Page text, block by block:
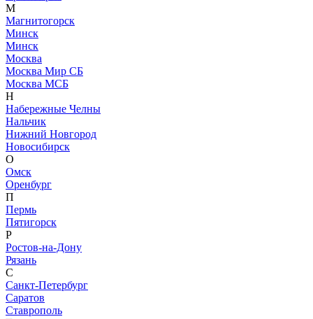
М
Магнитогорск
Минск
Минск
Москва
Москва Мир СБ
Москва МСБ
Н
Набережные Челны
Нальчик
Нижний Новгород
Новосибирск
О
Омск
Оренбург
П
Пермь
Пятигорск
Р
Ростов-на-Дону
Рязань
С
Санкт-Петербург
Саратов
Ставрополь